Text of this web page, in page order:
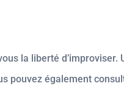
la liberté
pouvez également